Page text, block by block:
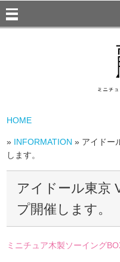
HOME
» INFORMATION » アイドー
します。
アイドール東京
プ開催します。
ミニチュア木製ソーイング